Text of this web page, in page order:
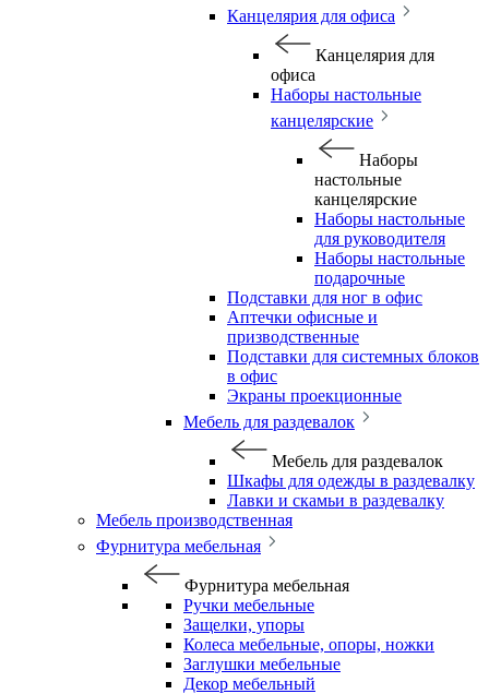
Канцелярия для офиса
Канцелярия для
офиса
Наборы настольные
канцелярские
Наборы
настольные
канцелярские
Наборы настольные
для руководителя
Наборы настольные
подарочные
Подставки для ног в офис
Аптечки офисные и
призводственные
Подставки для системных блоков
в офис
Экраны проекционные
Мебель для раздевалок
Мебель для раздевалок
Шкафы для одежды в раздевалку
Лавки и скамьи в раздевалку
Мебель производственная
Фурнитура мебельная
Фурнитура мебельная
Ручки мебельные
Защелки, упоры
Колеса мебельные, опоры, ножки
Заглушки мебельные
Декор мебельный